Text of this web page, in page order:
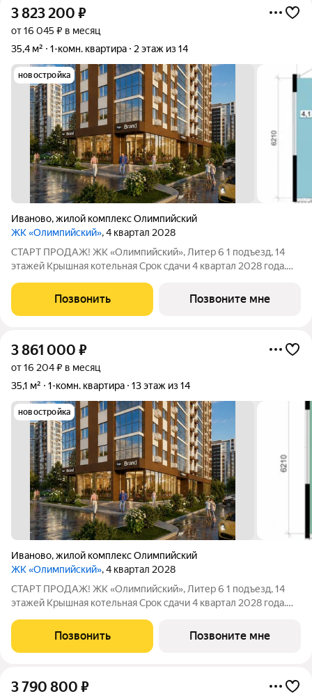
3 823 200 ₽
от 16 045 ₽ в месяц
35,4 м²
1-комн. квартира 2 этаж из 14
новостройка
Иваново,жилой комплекс Олимпийский
ЖК «Олимпийский», 4 квартал 2028
СТАРТ ПРОДАЖ! ЖК «Олимпийский», Литер 6 1 подъезд, 14
этажей Крышная котельная Срок сдачи 4 квартал 2028 года.
планировка? Звоните или пишите, чтобы узнать все
подробности. Больше планировок в
Позвонить Позвоните мне
3 861 000 ₽
от 16 204 ₽ в месяц
35,1 м²
1-комн. квартира 13 этаж из 14
новостройка
Иваново,жилой комплекс Олимпийский
ЖК «Олимпийский», 4 квартал 2028
СТАРТ ПРОДАЖ! ЖК «Олимпийский», Литер 6 1 подъезд, 14
этажей Крышная котельная Срок сдачи 4 квартал 2028 года.
планировка? Звоните или пишите, чтобы узнать все
подробности. Больше планировок в
Позвонить Позвоните мне
3 790 800 ₽